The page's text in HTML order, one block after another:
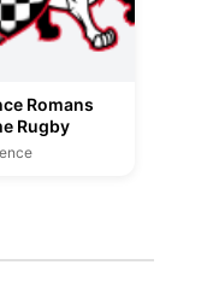
Romans
Rugby